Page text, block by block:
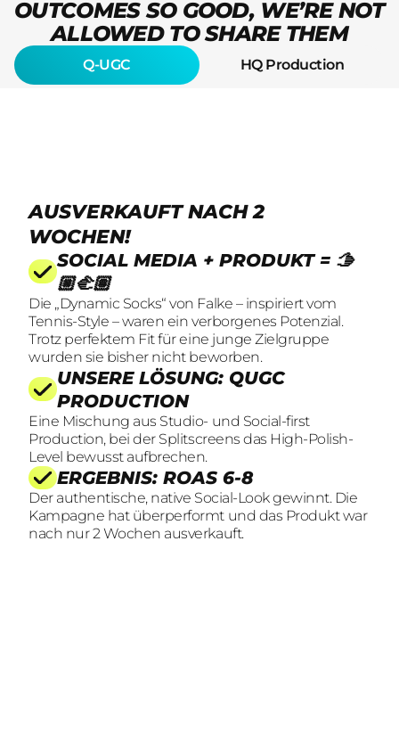
OUTCOMES SO GOOD, WE’RE NOT
ALLOWED TO SHARE THEM
Q-UGC HQ Production
(click for sound)
AUSVERKAUFT NACH 2
WOCHEN!
SOCIAL MEDIA + PRODUKT = 🫱
🏼‍🫲🏽
Die „Dynamic Socks“ von Falke – inspiriert vom
Tennis-Style – waren ein verborgenes Potenzial.
Trotz perfektem Fit für eine junge Zielgruppe
wurden sie bisher nicht beworben.
UNSERE LÖSUNG: QUGC
PRODUCTION
Eine Mischung aus Studio- und Social-first
Production, bei der Splitscreens das High-Polish-
Level bewusst aufbrechen.
ERGEBNIS: ROAS 6-8
Der authentische, native Social-Look gewinnt. Die
Kampagne hat überperformt und das Produkt war
nach nur 2 Wochen ausverkauft.